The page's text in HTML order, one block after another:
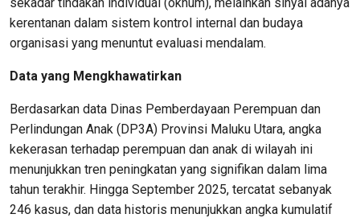
kerentanan dalam sistem kontrol internal dan budaya
organisasi yang menuntut evaluasi mendalam.
Data yang Mengkhawatirkan
Berdasarkan data Dinas Pemberdayaan Perempuan dan
Perlindungan Anak (DP3A) Provinsi Maluku Utara, angka
kekerasan terhadap perempuan dan anak di wilayah ini
menunjukkan tren peningkatan yang signifikan dalam lima
tahun terakhir. Hingga September 2025, tercatat sebanyak
246 kasus, dan data historis menunjukkan angka kumulatif